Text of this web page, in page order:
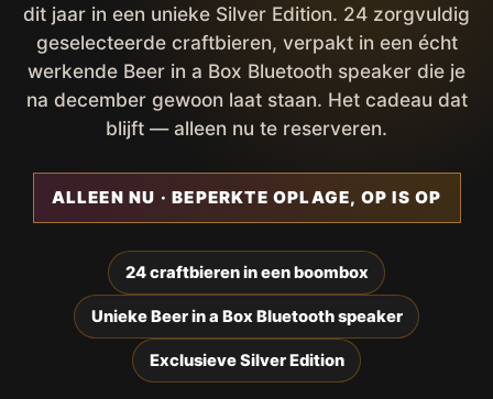
dit jaar in een unieke Silver Edition. 24 zorgvuldig
geselecteerde craftbieren, verpakt in een écht
werkende Beer in a Box Bluetooth speaker die je
na december gewoon laat staan. Het cadeau dat
blijft — alleen nu te reserveren.
ALLEEN NU · BEPERKTE OPLAGE, OP IS OP
24 craftbieren in een boombox
Unieke Beer in a Box Bluetooth speaker
Exclusieve Silver Edition